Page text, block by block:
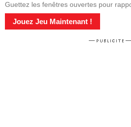
Guettez les fenêtres ouvertes pour
Jouez Jeu Maintenant !